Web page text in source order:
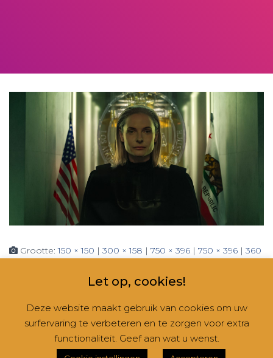
Grootte:150 × 150 | 300 × 158 | 750 × 396 | 750 × 396 | 360
CONTACT NIEUWSBRIEVEN RUBRIEKEN
Hestia | Ontwikkeld doorThemeIsle
Let op, cookies!
Deze website maakt gebruik van cookies om uw
surfervaring te verbeteren en te zorgen voor extra
functionaliteit. Geef aan wat u wenst.